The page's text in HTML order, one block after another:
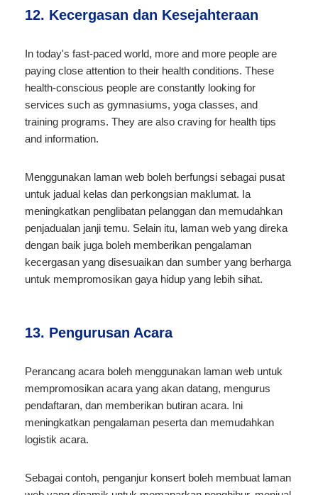
12. Kecergasan dan Kesejahteraan
In today's fast-paced world, more and more people are
paying close attention to their health conditions. These
health-conscious people are constantly looking for
services such as gymnasiums, yoga classes, and
training programs. They are also craving for health tips
and information.
Menggunakan laman web boleh berfungsi sebagai pusat
untuk jadual kelas dan perkongsian maklumat. Ia
meningkatkan penglibatan pelanggan dan memudahkan
penjadualan janji temu. Selain itu, laman web yang direka
dengan baik juga boleh memberikan pengalaman
kecergasan yang disesuaikan dan sumber yang berharga
untuk mempromosikan gaya hidup yang lebih sihat.
13. Pengurusan Acara
Perancang acara boleh menggunakan laman web untuk
mempromosikan acara yang akan datang, mengurus
pendaftaran, dan memberikan butiran acara. Ini
meningkatkan pengalaman peserta dan memudahkan
logistik acara.
Sebagai contoh, penganjur konsert boleh membuat laman